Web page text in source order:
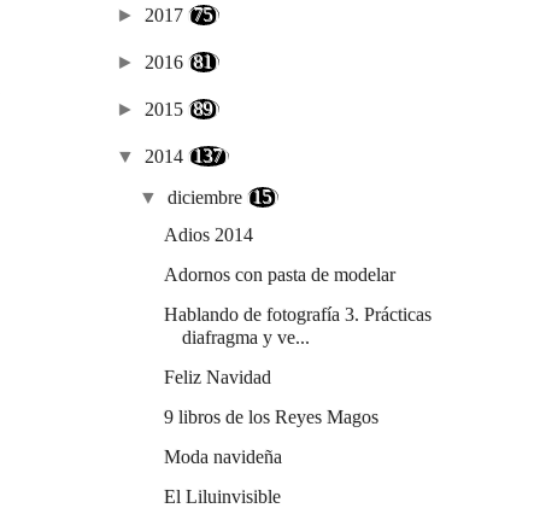
► 2017 (75)
► 2016 (81)
► 2015 (89)
▼ 2014 (137)
▼diciembre (15)
Adios 2014
Adornos con pasta de modelar
Hablando de fotografía 3. Prácticas
diafragma y ve...
Feliz Navidad
9 libros de los Reyes Magos
Moda navideña
El Liluinvisible